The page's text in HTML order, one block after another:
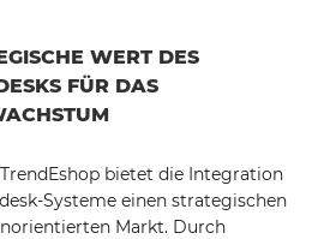
WERT DES
FÜR DAS
bietet die Integration
Systeme einen strategischen
Markt. Durch